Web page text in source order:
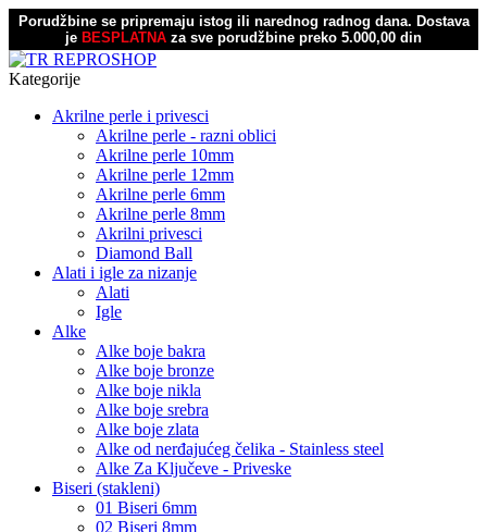
Porudžbine se pripremaju istog ili narednog radnog dana. Dostava
je BESPLATNA za sve porudžbine preko 5.000,00 din
Kategorije
Akrilne perle i privesci
Akrilne perle - razni oblici
Akrilne perle 10mm
Akrilne perle 12mm
Akrilne perle 6mm
Akrilne perle 8mm
Akrilni privesci
Diamond Ball
Alati i igle za nizanje
Alati
Igle
Alke
Alke boje bakra
Alke boje bronze
Alke boje nikla
Alke boje srebra
Alke boje zlata
Alke od nerđajućeg čelika - Stainless steel
Alke Za Ključeve - Priveske
Biseri (stakleni)
01 Biseri 6mm
02 Biseri 8mm